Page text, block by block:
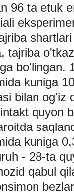
96 ta etuk
tajriba
bo'lingan.
kuniga
bilan og'iz
quyon
kuniga
- 28-ta
qabul